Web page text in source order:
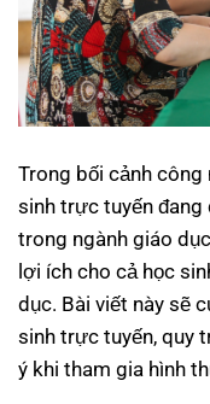
Trong bối cảnh công
sinh trực tuyến
trong ngành giáo
lợi ích cho cả học
dục. Bài viết này sẽ
sinh trực tuyến, quy
ý khi tham gia hình